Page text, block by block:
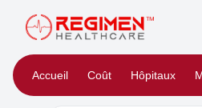
Accueil Coût Hôpitaux